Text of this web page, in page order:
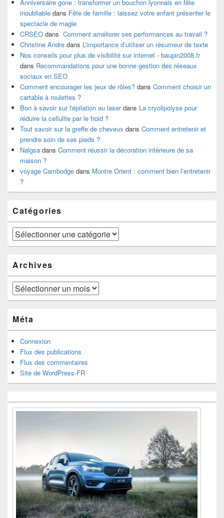
Anniversaire gone : transformer un bouchon lyonnais en fête
inoubliable dans Fête de famille : laissez votre enfant présenter le
spectacle de magie
CRSEO dans Comment améliorer ses performances au travail ?
Christine Andre dans L’importance d’utiliser un résumeur de texte
Nos conseils pour plus de visibilité sur internet - baupin2008.fr
dans Recommandations pour une bonne gestion des réseaux
sociaux en SEO
Comment encourager les jeux de rôles? dans Comment choisir un
cartable à roulettes ?
Bon à savoir sur l'épilation au laserdans La cryolipolyse pour
réduire la cellulite par le froid ?
Tout savoir sur la greffe de cheveux dans Comment entretenir et
prendre soin de ses pieds ?
Nalgsa dans Comment réussir la décoration intérieure de sa
maison ?
voyage Cambodge dans Montre Orient : comment bien l’entretenir
?
Catégories
Catégories
Archives
Archives
Méta
Connexion
Flux des publications
Flux des commentaires
Site de WordPress-FR